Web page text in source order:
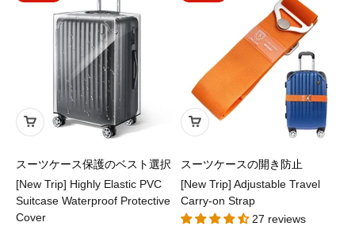
スーツケース保護のベスト選択
[New Trip] Highly Elastic PVC
Suitcase Waterproof Protective
Cover
スーツケースの開き防止
[New Trip] Adjustable Travel
Carry-on Strap
27 reviews